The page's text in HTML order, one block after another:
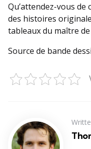
Qu’attendez-vous
des histoires
tableaux du maître
Source de bande